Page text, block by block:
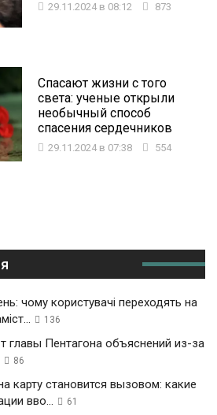
29.11.2024 в 08:12 873
Спасают жизни с того
света: ученые открыли
необычный способ
спасения сердечников
29.11.2024 в 07:38 554
чому користувачі переходять на
136
главы Пентагона объяснений из-за
86
карту становится вызовом: какие
вво...
61